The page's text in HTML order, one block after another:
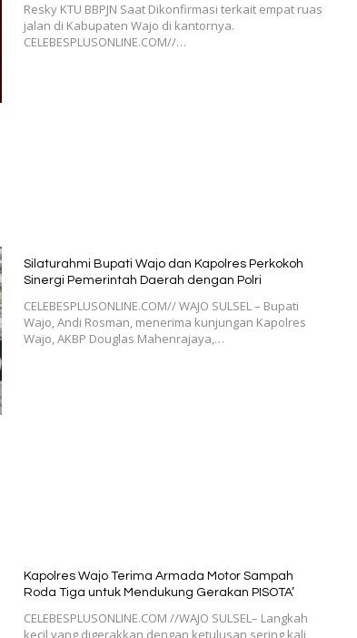
Resky KTU BBPJN Saat Dikonfirmasi terkait empat ruas
jalan di Kabupaten Wajo di kantornya.
CELEBESPLUSONLINE.COM//…
Silaturahmi Bupati Wajo dan Kapolres Perkokoh
Sinergi Pemerintah Daerah dengan Polri
CELEBESPLUSONLINE.COM// WAJO SULSEL – Bupati
Wajo, Andi Rosman, menerima kunjungan Kapolres
Wajo, AKBP Douglas Mahenrajaya,…
Kapolres Wajo Terima Armada Motor Sampah
Roda Tiga untuk Mendukung Gerakan PISOTA’
CELEBESPLUSONLINE.COM //WAJO SULSEL– Langkah
kecil yang digerakkan dengan ketulusan sering kali